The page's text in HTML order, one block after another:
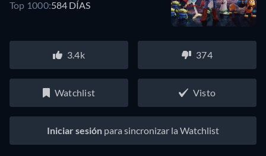
Top 1000:584 DÍAS
3.4k 374
Watchlist Visto
Iniciar sesión para sincronizar la Watchlist